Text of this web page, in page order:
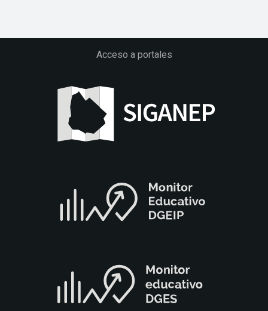
Acceso a portales